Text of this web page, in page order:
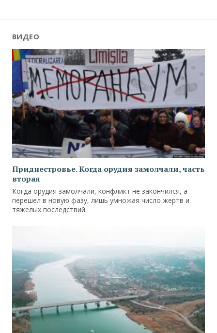
ВИДЕО
Приднестровье. Когда орудия замолчали, часть
вторая
Когда орудия замолчали, конфликт не закончился, а
перешел в новую фазу, лишь умножая число жертв и
тяжелых последствий.